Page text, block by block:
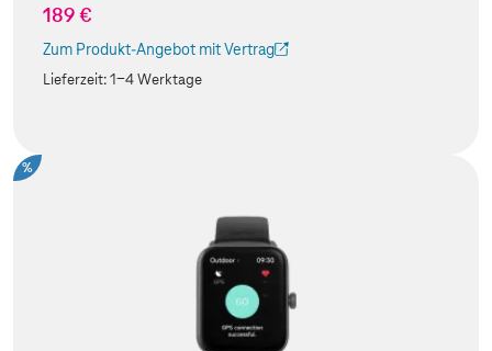
189 €
Zum Produkt-Angebot mit Vertrag
(Der Link wird in einem neuen Tab geöffnet)
Lieferzeit:1-4 Werktage
%